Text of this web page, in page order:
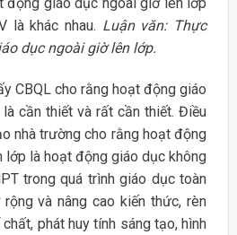
động giáo dục ngoài giờ lên lớp
là khác nhau. Luận văn: Thực
dục ngoài giờ lên lớp.
CBQL cho rằng hoạt động giáo
cần thiết và rất cần thiết. Điều
nhà trường cho rằng hoạt động
lớp là hoạt động giáo dục không
trong quá trình giáo dục toàn
và nâng cao kiến thức, rèn
chất, phát huy tính sáng tạo, hình